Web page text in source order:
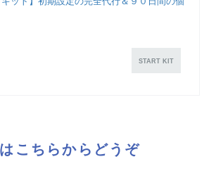
START KIT
こちらからどうぞ